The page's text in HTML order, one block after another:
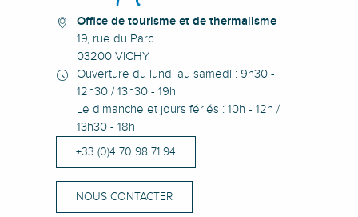
Office de tourisme et de thermalisme
19, rue du Parc.
03200 VICHY
Ouverture du lundi au samedi : 9h30 -
12h30 / 13h30 - 19h
Le dimanche et jours fériés : 10h - 12h /
13h30 - 18h
+33 (0)4 70 98 71 94
NOUS CONTACTER